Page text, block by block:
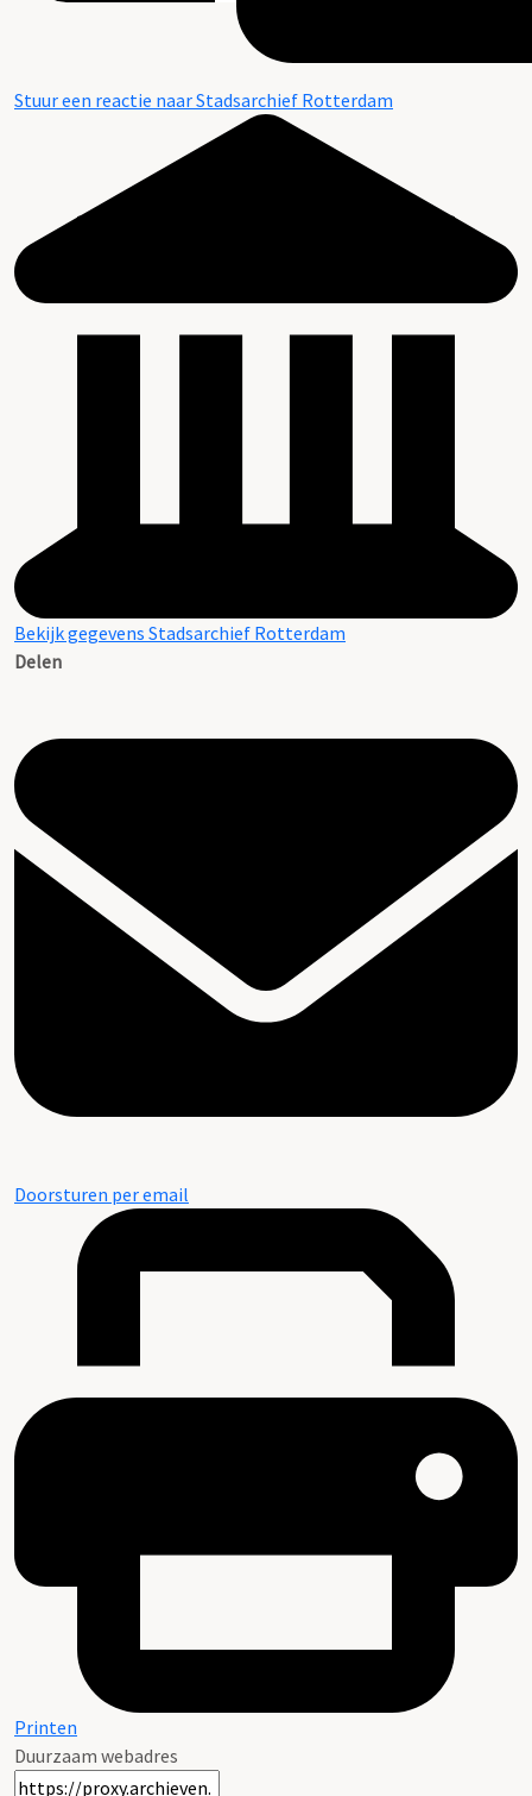
Stuur een reactie naar Stadsarchief Rotterdam
Bekijk gegevens Stadsarchief Rotterdam
Delen
Doorsturen per email
Printen
Duurzaam webadres